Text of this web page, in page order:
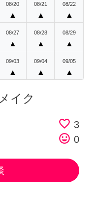
08/20
▲
08/21
▲
08/22
▲
08/27
▲
08/28
▲
08/29
▲
09/03
▲
09/04
▲
09/05
▲
イク
favorite_border 3
tag_faces 0